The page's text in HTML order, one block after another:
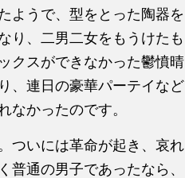
ようで、型をとった陶器を
り、二男二女をもうけたも
クスができなかった鬱憤晴
、連日の豪華パーテイなど
なかったのです。
ついには革命が起き、哀れ
普通の男子であったなら、